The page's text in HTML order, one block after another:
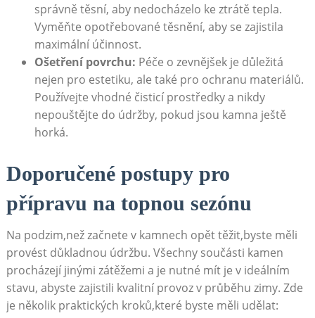
správně těsní, aby nedocházelo ke ztrátě tepla.
Vyměňte opotřebované těsnění, aby se zajistila
maximální účinnost.
Ošetření povrchu: Péče o zevnějšek je důležitá
nejen pro estetiku, ale také pro ochranu materiálů.
Používejte vhodné čisticí prostředky a nikdy
nepouštějte do údržby, pokud jsou kamna ještě
horká.
Doporučené postupy pro
přípravu na topnou sezónu
Na podzim,než začnete v kamnech opět těžit,byste měli
provést důkladnou údržbu. Všechny součásti kamen
procházejí jinými zátěžemi a je nutné mít je v ideálním
stavu, abyste zajistili kvalitní provoz v průběhu zimy. Zde
je několik praktických kroků,které byste měli udělat: